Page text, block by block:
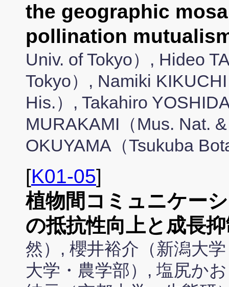
the geographic
pollination
Univ. of Tokyo）, Hideo
Tokyo）, Namiki
His.）, Takahiro
MURAKAMI（Mus. Nat.
OKUYAMA（Tsukuba
[K01-05]
植物間コミュニケー
の抵抗性向上と成長
然）, 櫻井裕介（新潟大
大学・農学部）, 塩尻か